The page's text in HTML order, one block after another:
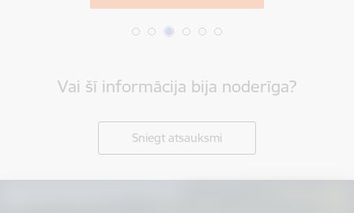
Vai šī informācija bija noderīga?
Sniegt atsauksmi